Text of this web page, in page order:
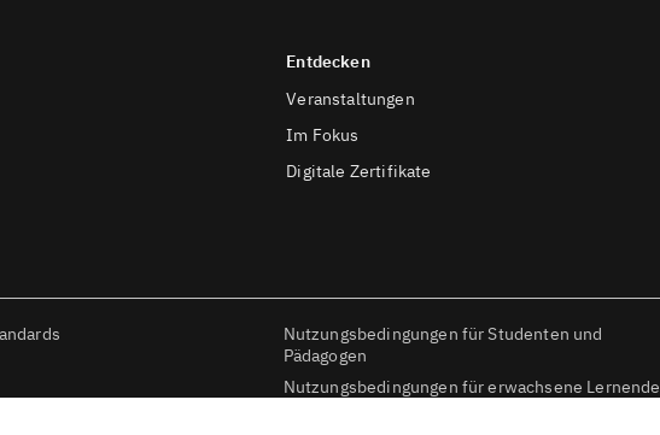
Entdecken
Veranstaltungen
Im Fokus
Digitale Zertifikate
Nutzungsbedingungen für Studenten und
Pädagogen
Nutzungsbedingungen für erwachsene Lernende